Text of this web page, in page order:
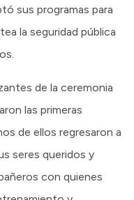
sus programas para
la seguridad pública
de la ceremonia
las primeras
de ellos regresaron a
seres queridos y
con quienes